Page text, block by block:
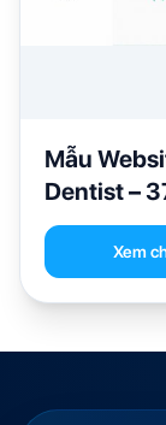
Mẫu
Dentist –
Xem